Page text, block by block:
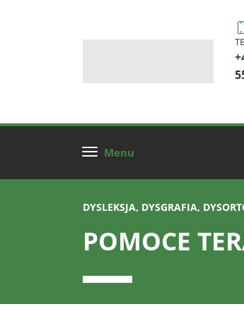
Menu
DYSLEKSJA, DYSGRAFIA,
POMOCE